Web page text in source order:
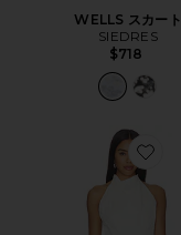
WELLS スカート
SIEDRES
$718